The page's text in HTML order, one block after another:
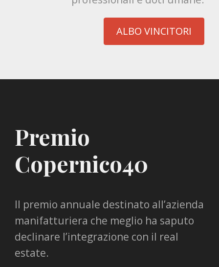
ALBO VINCITORI
Premio
Copernico40
Il premio annuale destinato all’azienda
manifatturiera che meglio ha saputo
declinare l’integrazione con il real
estate.